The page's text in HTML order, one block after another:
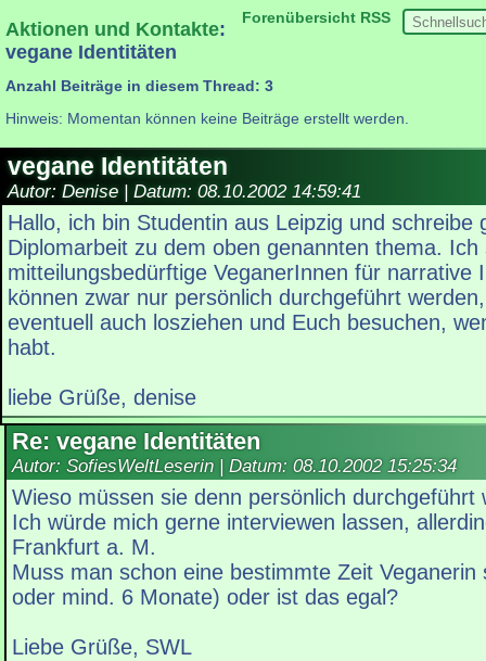
Forenübersicht RSS
Aktionen und Kontakte:
vegane Identitäten
Anzahl Beiträge in diesem Thread: 3
Hinweis: Momentan können keine Beiträge erstellt werden.
vegane Identitäten
Autor: Denise | Datum: 08.10.2002 14:59:41
Hallo, ich bin Studentin aus Leipzig und schreibe
Diplomarbeit zu dem oben genannten thema. Ich
mitteilungsbedürftige VeganerInnen für narrative
können zwar nur persönlich durchgeführt
eventuell auch losziehen und Euch besuchen,
habt.
liebe Grüße, denise
Re: vegane Identitäten
Autor: SofiesWeltLeserin | Datum: 08.10.2002 15:25:34
Wieso müssen sie denn persönlich durchgeführt
Ich würde mich gerne interviewen lassen,
Frankfurt a. M.
Muss man schon eine bestimmte Zeit Veganerin
oder mind. 6 Monate) oder ist das egal?
Liebe Grüße, SWL